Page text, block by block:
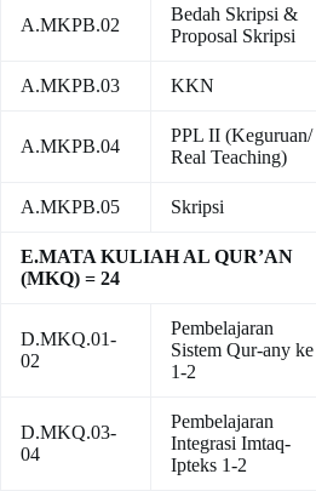
A.MKPB.02
Bedah Skripsi &
Proposal Skripsi
A.MKPB.03 KKN
A.MKPB.04
PPL II (Keguruan/
Real Teaching)
A.MKPB.05 Skripsi
E.MATA KULIAH AL QUR’AN
(MKQ) = 24
D.MKQ.01-
02
Pembelajaran
Sistem Qur-any ke
1-2
D.MKQ.03-
04
Pembelajaran
Integrasi Imtaq-
Ipteks 1-2